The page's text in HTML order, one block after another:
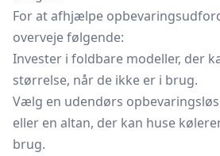
For at afhjælpe
overveje følgende:
Invester i foldbare modeller, der
størrelse, når de ikke er i brug.
Vælg en udendørs
eller en altan, der kan huse
brug.